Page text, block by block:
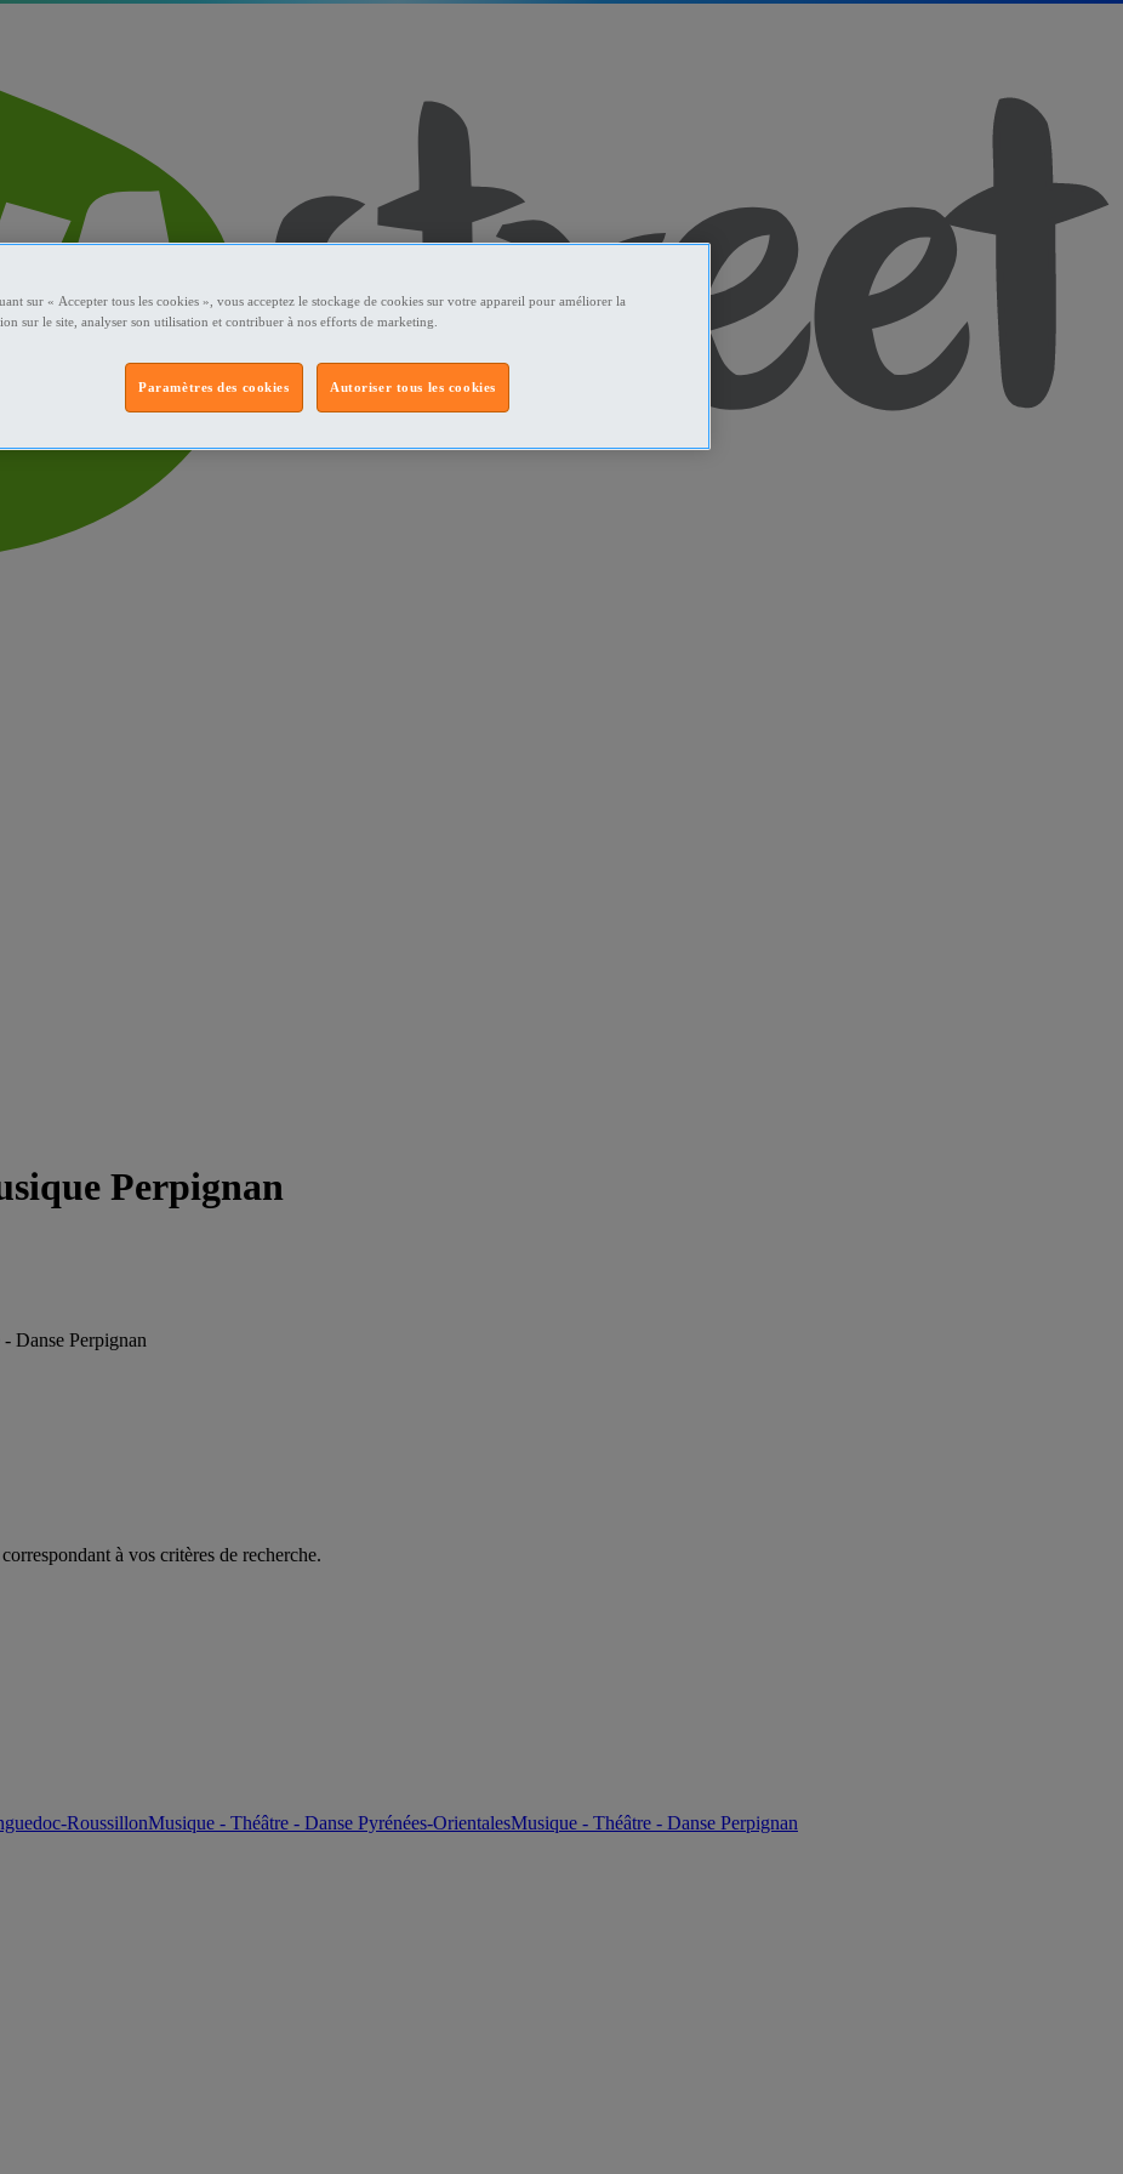
Perpignan
Danse Perpignan
à vos critères de recherche.
RoussillonMusique - Théâtre - Danse Pyrénées-OrientalesMusique - Théâtre - Danse Perpignan
sur « Accepter tous les cookies », vous acceptez le stockage de cookies sur votre appareil pour améliorer la
sur le site, analyser son utilisation et contribuer à nos efforts de marketing.
Autoriser tous les cookies
Paramètres des cookies